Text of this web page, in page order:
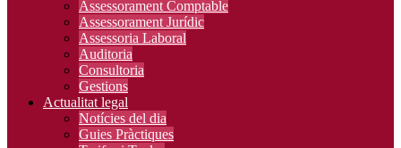
Assessorament Comptable
Assessorament Jurídic
Assessoria Laboral
Auditoria
Consultoria
Gestions
Actualitat legal
Notícies del dia
Guies Pràctiques